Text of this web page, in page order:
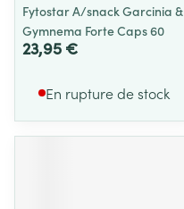
Fytostar A/snack Garcinia &
Gymnema Forte Caps 60
23,95 €
En rupture de stock